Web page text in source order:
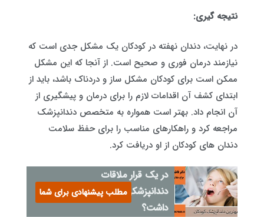
نتیجه گیری:
در نهایت، دندان نهفته در کودکان یک مشکل جدی است که
نیازمند درمان فوری و صحیح است. از آنجا که این مشکل
ممکن است برای کودکان مشکل ساز و دردناک باشد، باید از
ابتدای کشف آن اقدامات لازم را برای درمان و پیشگیری از
آن انجام داد. بهتر است همواره به متخصص دندانپزشک
مراجعه کرد و راهکارهای مناسب را برای حفظ سلامت
دندان های کودکان از او دریافت کرد.
در یک قرار ملاقات
دندانپزشکی چه انتظاراتی باید
داشت؟
مطلب پیشنهادی برای شما